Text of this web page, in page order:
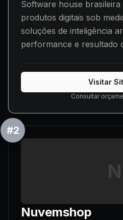
Software house brasileira
produtos digitais sob
soluções de inteligência
performance e resultado
Visitar
Consultar
#2
N
Nuvemshop